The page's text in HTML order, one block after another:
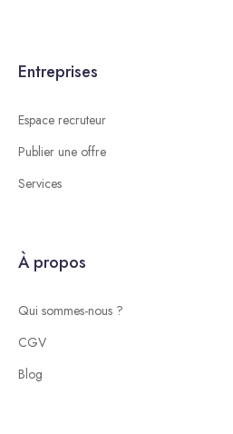
Entreprises
Espace recruteur
Publier une offre
Services
À propos
Qui sommes-nous ?
CGV
Blog